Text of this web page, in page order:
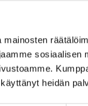
sosiaalisen
heidän